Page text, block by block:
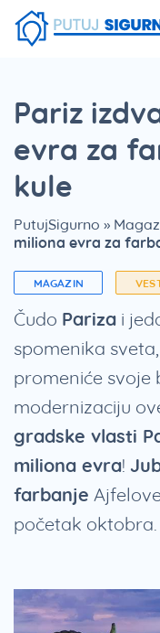
Pariz
evra za
kule
PutujSigurno »
miliona evra za
MAGAZIN
Čudo Pariza i
spomenika sveta,
promeniće svoje
modernizaciju
gradske vlasti
miliona evra!
farbanje
početak oktobra.